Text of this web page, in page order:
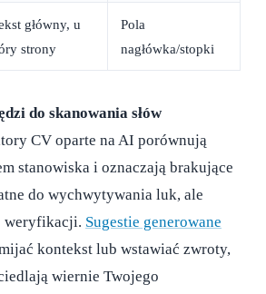
główny, u
strony
Pola
nagłówka/stopki
do skanowania słów
CV oparte na AI porównują
stanowiska i oznaczają brakujące
do wychwytywania luk, ale
weryfikacji. Sugestie generowane
kontekst lub wstawiać zwroty,
wiernie Twojego